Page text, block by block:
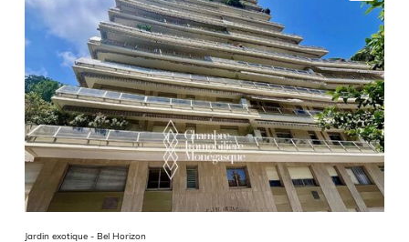
Jardin exotique - Bel Horizon